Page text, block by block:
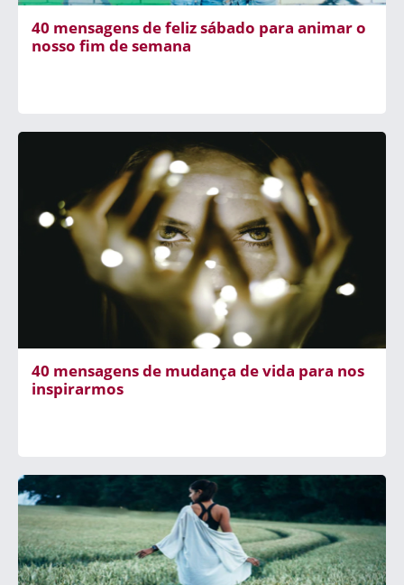
40 mensagens de feliz sábado para animar o
nosso fim de semana
40 mensagens de mudança de vida para nos
inspirarmos